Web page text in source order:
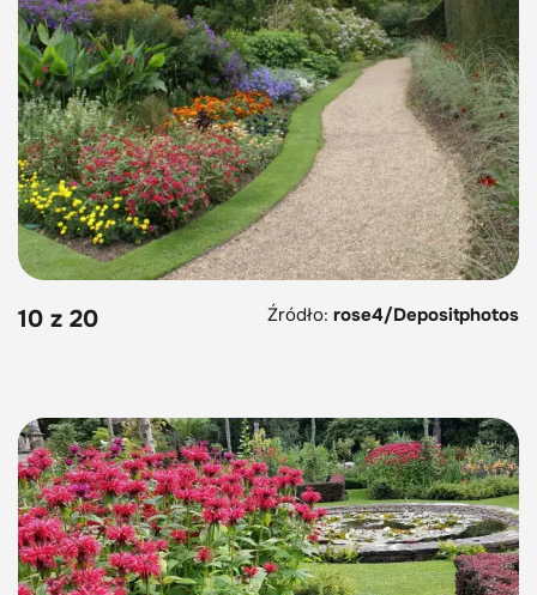
10 z 20 Źródło: rose4/Depositphotos